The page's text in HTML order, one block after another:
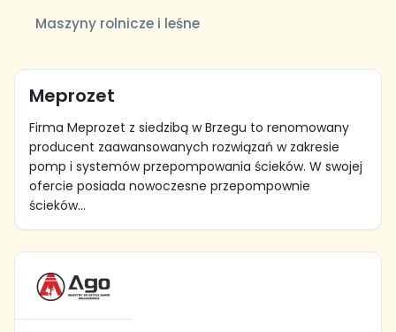
Maszyny rolnicze i leśne
Meprozet
Firma Meprozet z siedzibą w Brzegu to renomowany
producent zaawansowanych rozwiązań w zakresie
pomp i systemów przepompowania ścieków. W swojej
ofercie posiada nowoczesne przepompownie
ścieków...